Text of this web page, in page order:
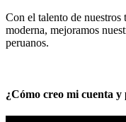
Con el talento de nuestros
moderna, mejoramos
peruanos.
¿Cómo creo mi cuenta y